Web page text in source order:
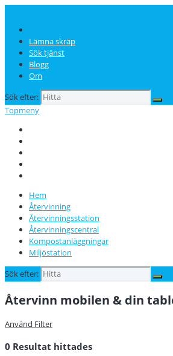
Lämna skräp
Sök tjänst
Blogg
Om
Sök efter:
Topmeny
Hem
Återvinning
Återvinningsstation
Återvinningscentral
Kompostanläggningar
Miljöstation
Sök efter:
Återvinn mobilen & din
Använd Filter
0 Resultat hittades